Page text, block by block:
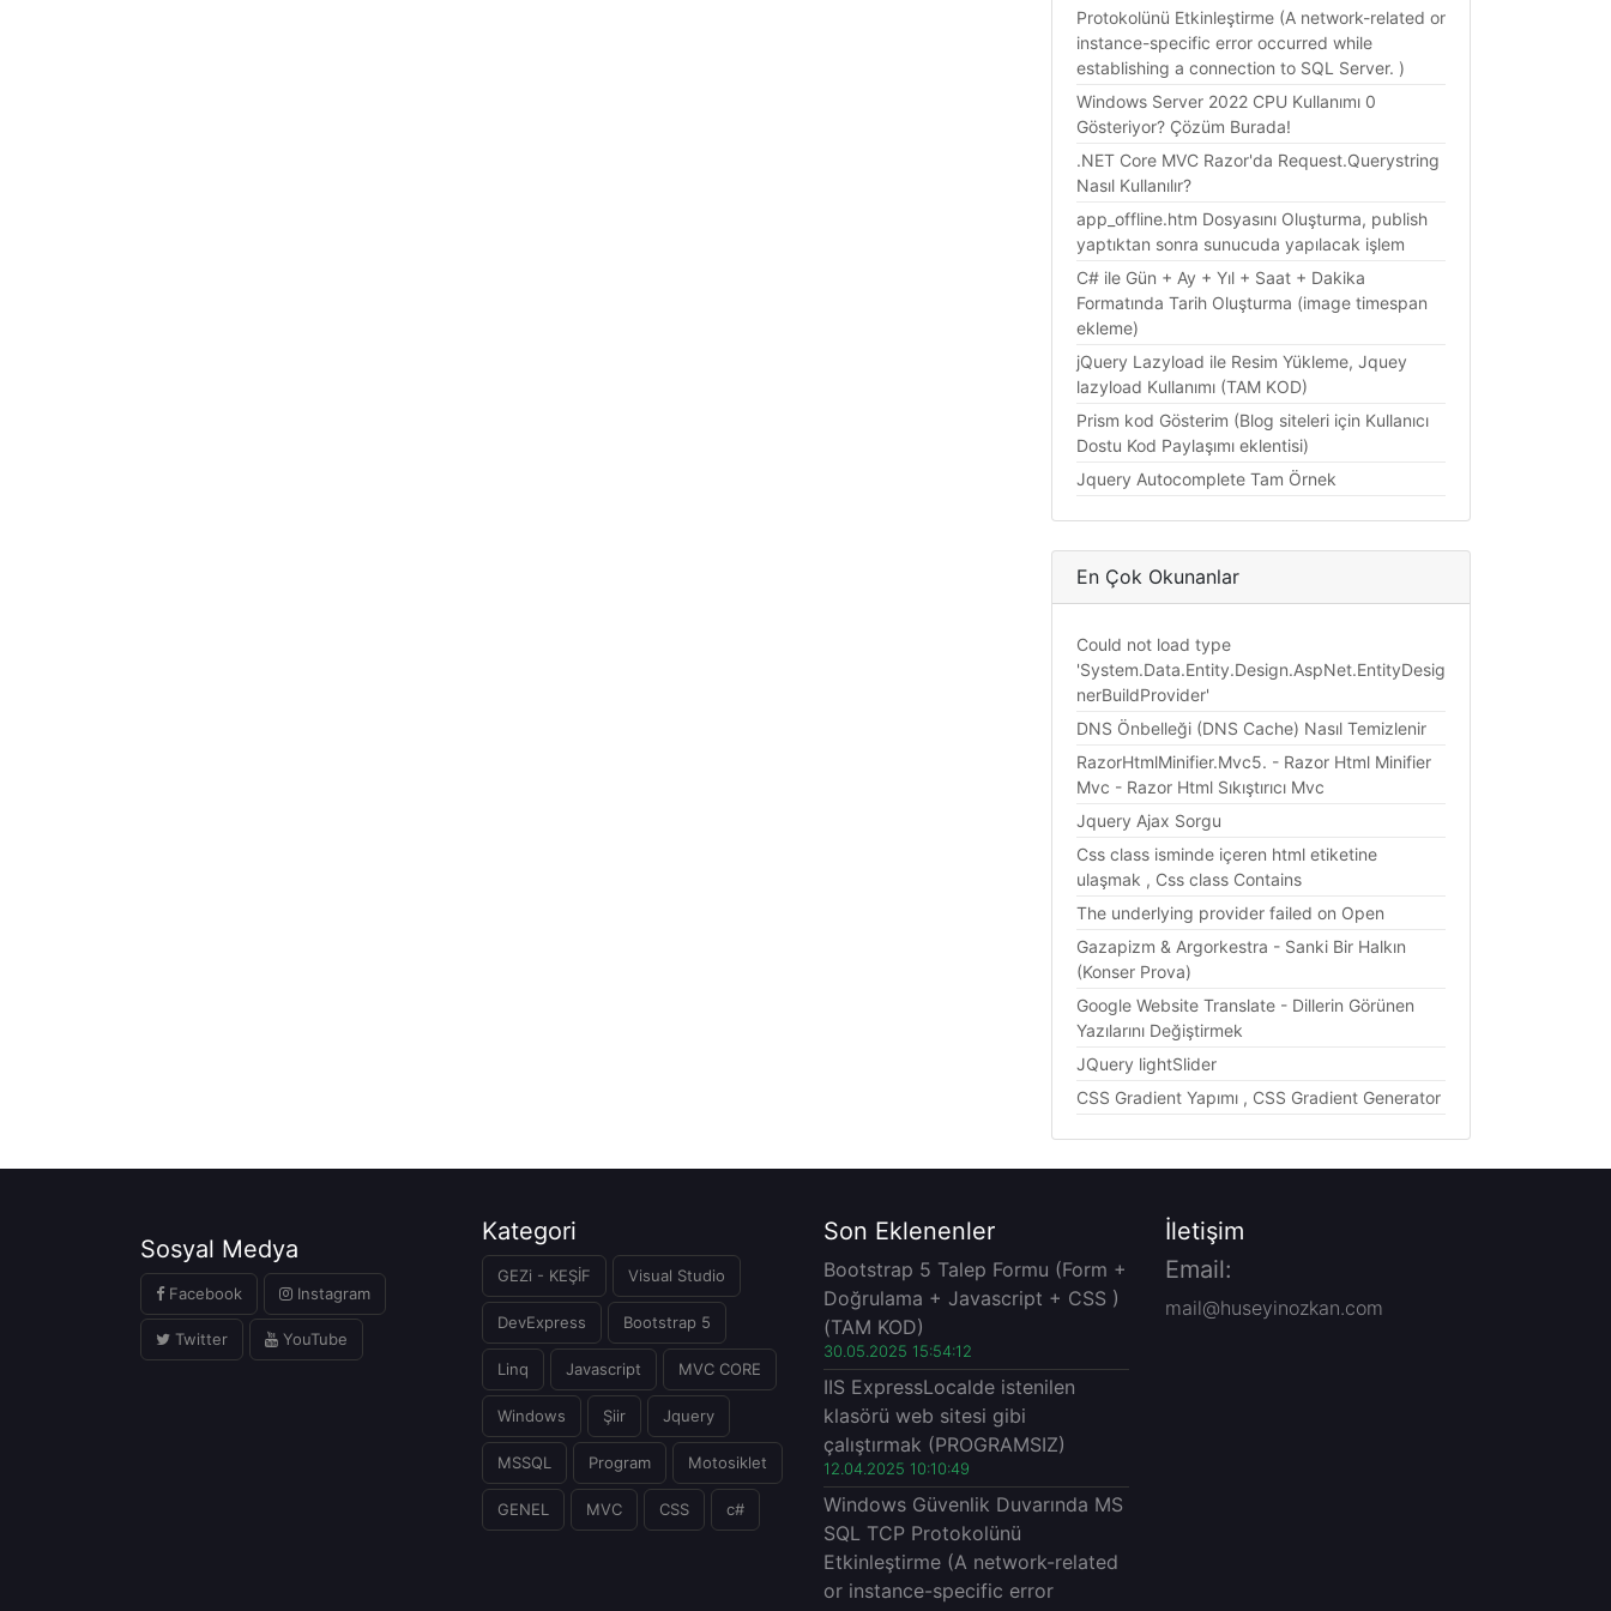
Protokolünü Etkinleştirme (A network-related or
instance-specific error occurred while
establishing a connection to SQL Server. )
Windows Server 2022 CPU Kullanımı 0
Gösteriyor? Çözüm Burada!
.NET Core MVC Razor'da Request.Querystring
Nasıl Kullanılır?
app_offline.htm Dosyasını Oluşturma, publish
yaptıktan sonra sunucuda yapılacak işlem
C# ile Gün + Ay + Yıl + Saat + Dakika
Formatında Tarih Oluşturma (image timespan
ekleme)
jQuery Lazyload ile Resim Yükleme, Jquey
lazyload Kullanımı (TAM KOD)
Prism kod Gösterim (Blog siteleri için Kullanıcı
Dostu Kod Paylaşımı eklentisi)
Jquery Autocomplete Tam Örnek
En Çok Okunanlar
Could not load type
'System.Data.Entity.Design.AspNet.EntityDesig
nerBuildProvider'
DNS Önbelleği (DNS Cache) Nasıl Temizlenir
RazorHtmlMinifier.Mvc5. - Razor Html Minifier
Mvc - Razor Html Sıkıştırıcı Mvc
Jquery Ajax Sorgu
Css class isminde içeren html etiketine
ulaşmak , Css class Contains
The underlying provider failed on Open
Gazapizm & Argorkestra - Sanki Bir Halkın
(Konser Prova)
Google Website Translate - Dillerin Görünen
Yazılarını Değiştirmek
JQuery lightSlider
CSS Gradient Yapımı , CSS Gradient Generator
Sosyal Medya
Facebook Instagram
Twitter YouTube
Kategori
GEZi - KEŞİF Visual Studio
DevExpress Bootstrap 5
Linq Javascript MVC CORE
Windows Şiir Jquery
MSSQL Program Motosiklet
GENEL MVC CSS c#
Son Eklenenler
Bootstrap 5 Talep Formu (Form +
Doğrulama + Javascript + CSS )
(TAM KOD)
30.05.2025 15:54:12
IIS ExpressLocalde istenilen
klasörü web sitesi gibi
çalıştırmak (PROGRAMSIZ)
12.04.2025 10:10:49
Windows Güvenlik Duvarında MS
SQL TCP Protokolünü
Etkinleştirme (A network-related
or instance-specific error
İletişim
Email:
mail@huseyinozkan.com